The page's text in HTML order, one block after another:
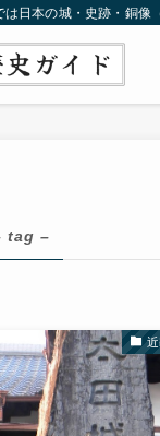
は日本の城・史跡・銅像
tag –